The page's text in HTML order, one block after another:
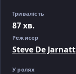
Тривалість
87 хв.
Режисер
Steve De Jarnatt
У ролях